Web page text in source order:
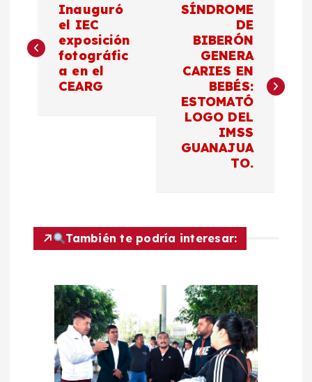
a
v
Inauguró
el IEC
exposición
fotográfic
a en el
CEARG
SÍNDROME
DE
BIBERÓN
GENERA
CARIES EN
BEBÉS:
ESTOMATÓ
LOGO DEL
IMSS
GUANAJUA
TO.
También te podría interesar: